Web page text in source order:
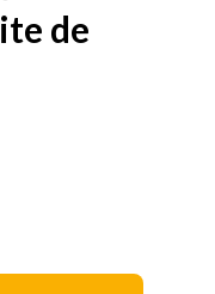
de